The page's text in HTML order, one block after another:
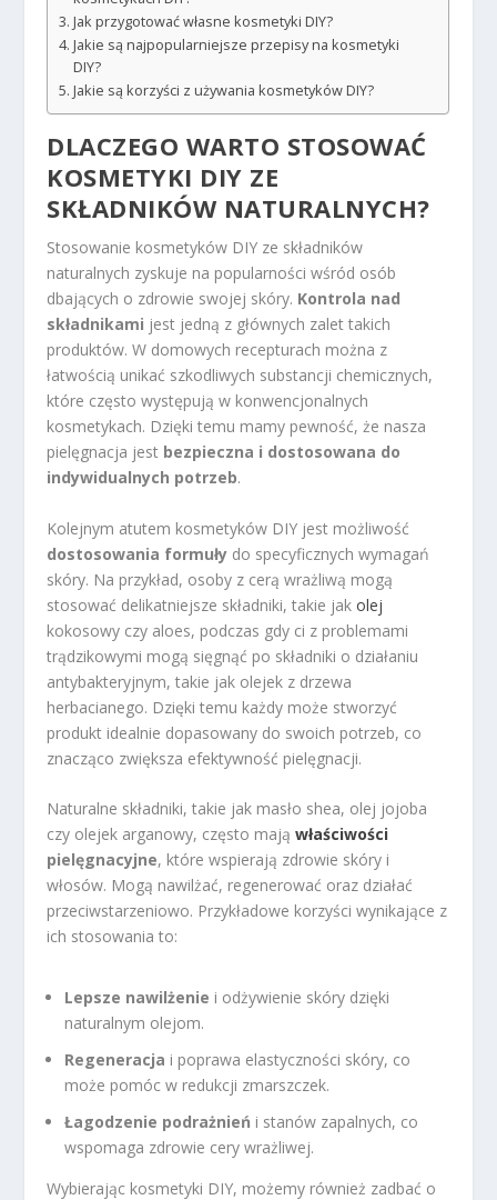
Jak przygotować własne kosmetyki DIY?
Jakie są najpopularniejsze przepisy na kosmetyki
DIY?
Jakie są korzyści z używania kosmetyków DIY?
DLACZEGO WARTO STOSOWAĆ
KOSMETYKI DIY ZE
SKŁADNIKÓW NATURALNYCH?
Stosowanie kosmetyków DIY ze składników
naturalnych zyskuje na popularności wśród osób
dbających o zdrowie swojej skóry. Kontrola nad
składnikami jest jedną z głównych zalet takich
produktów. W domowych recepturach można z
łatwością unikać szkodliwych substancji chemicznych,
które często występują w konwencjonalnych
kosmetykach. Dzięki temu mamy pewność, że nasza
pielęgnacja jest bezpieczna i dostosowana do
indywidualnych potrzeb.
Kolejnym atutem kosmetyków DIY jest możliwość
dostosowania formuły do specyficznych wymagań
skóry. Na przykład, osoby z cerą wrażliwą mogą
stosować delikatniejsze składniki, takie jakolej
kokosowy czy aloes, podczas gdy ci z problemami
trądzikowymi mogą sięgnąć po składniki o działaniu
antybakteryjnym, takie jak olejek z drzewa
herbacianego. Dzięki temu każdy może stworzyć
produkt idealnie dopasowany do swoich potrzeb, co
znacząco zwiększa efektywność pielęgnacji.
Naturalne składniki, takie jak masło shea, olej jojoba
czy olejek arganowy, często mająwłaściwości
pielęgnacyjne, które wspierają zdrowie skóry i
włosów. Mogą nawilżać, regenerować oraz działać
przeciwstarzeniowo. Przykładowe korzyści wynikające z
ich stosowania to:
Lepsze nawilżenie i odżywienie skóry dzięki
naturalnym olejom.
Regeneracja i poprawa elastyczności skóry, co
może pomóc w redukcji zmarszczek.
Łagodzenie podrażnień i stanów zapalnych, co
wspomaga zdrowie cery wrażliwej.
Wybierając kosmetyki DIY, możemy również zadbać o